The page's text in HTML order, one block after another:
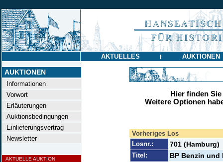
AKTUELLES | AUKTIONEN
AUKTIONEN
Informationen
Vorwort
Erläuterungen
Auktionsbedingungen
Einlieferungsvertrag
Newsletter
AKTUELLE AUKTION
Hier finden
Weitere Optionen
Vorheriges Los
Losnr.:
701 (Hamburg)
Titel: BP Benzin und